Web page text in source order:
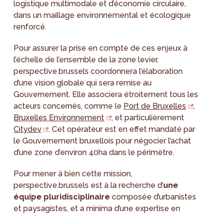
logistique multimodale et d’économie circulaire,
dans un maillage environnemental et écologique
renforcé.
Pour assurer la prise en compte de ces enjeux à
l’échelle de l’ensemble de la zone levier,
perspective.brussels coordonnera l’élaboration
d’une vision globale qui sera remise au
Gouvernement. Elle associera étroitement tous les
acteurs concernés, comme le Port de Bruxelles
,
Bruxelles Environnement
, et particulièrement
Citydev
. Cet opérateur est en effet mandaté par
le Gouvernement bruxellois pour négocier l’achat
d’une zone d’environ 40ha dans le périmètre.
Pour mener à bien cette mission,
perspective.brussels est à la recherche d’une
équipe pluridisciplinaire composée d’urbanistes
et paysagistes, et a minima d’une expertise en